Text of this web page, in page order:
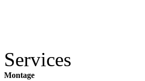
Services
Montage